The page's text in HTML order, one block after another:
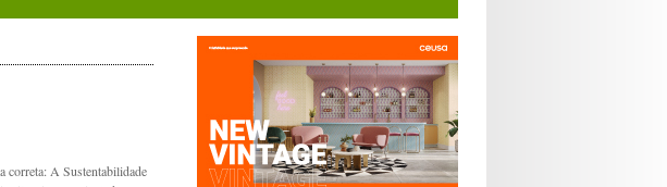
correta: A Sustentabilidade